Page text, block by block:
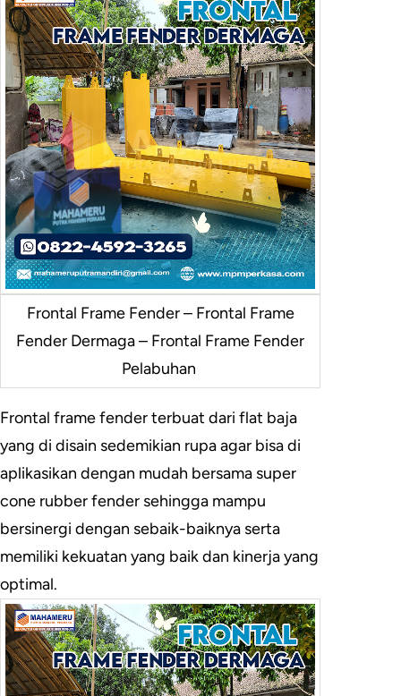
Frontal Frame Fender – Frontal Frame
Fender Dermaga – Frontal Frame Fender
Pelabuhan
Frontal frame fender terbuat dari flat baja
yang di disain sedemikian rupa agar bisa di
aplikasikan dengan mudah bersama super
cone rubber fender sehingga mampu
bersinergi dengan sebaik-baiknya serta
memiliki kekuatan yang baik dan kinerja yang
optimal.